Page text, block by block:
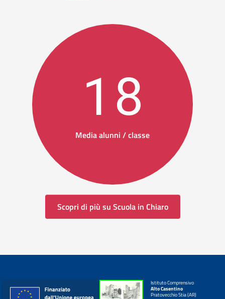
18
Media alunni / classe
Scopri di più su Scuola in Chiaro
Istituto Comprensivo
Alto Casentino
Pratovecchio Stia (AR)